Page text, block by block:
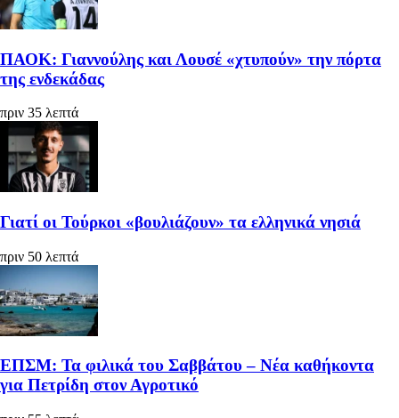
ΠΑΟΚ: Γιαννούλης και Λουσέ «χτυπούν» την πόρτα
της ενδεκάδας
πριν 35 λεπτά
Γιατί οι Τούρκοι «βουλιάζουν» τα ελληνικά νησιά
πριν 50 λεπτά
ΕΠΣΜ: Τα φιλικά του Σαββάτου – Νέα καθήκοντα
για Πετρίδη στον Αγροτικό